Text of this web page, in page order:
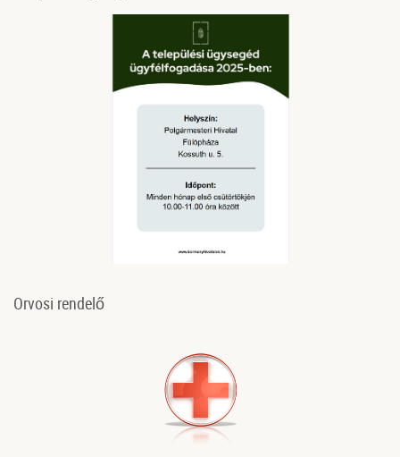
Orvosi rendelő